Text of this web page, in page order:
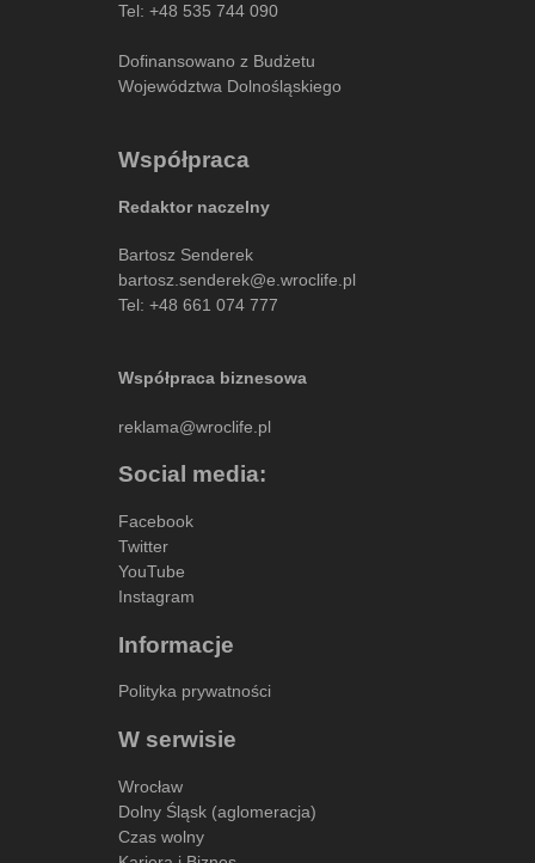
Tel: +48 535 744 090
Dofinansowano z Budżetu
Województwa Dolnośląskiego
Współpraca
Redaktor naczelny
Bartosz Senderek
bartosz.senderek@e.wroclife.pl
Tel: +48 661 074 777
Współpraca biznesowa
reklama@wroclife.pl
Social media:
Facebook
Twitter
YouTube
Instagram
Informacje
Polityka prywatności
W serwisie
Wrocław
Dolny Śląsk (aglomeracja)
Czas wolny